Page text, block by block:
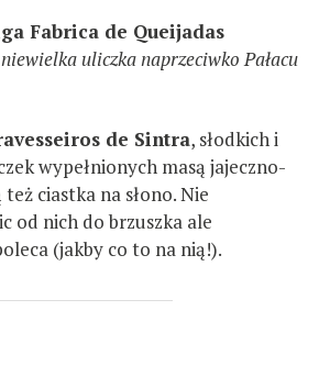
Fabrica de Queijadas
uliczka naprzeciwko Pałacu
de Sintra, słodkich i
wypełnionych masą jajeczno-
też ciastka na słono. Nie
od nich do brzuszka ale
(jakby co to na nią!).